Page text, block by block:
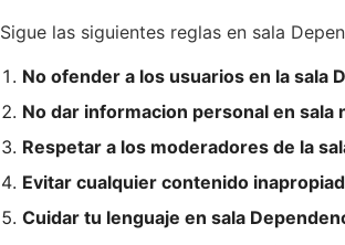
Sigue las siguientes reglas en sala
No ofender a los usuarios en la sala
No dar informacion personal en sala
Respetar a los moderadores de la
Evitar cualquier contenido
Cuidar tu lenguaje en sala